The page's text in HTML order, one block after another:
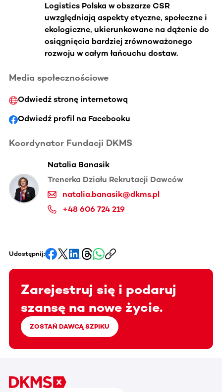
Logistics Polska w obszarze CSR
uwzględniają aspekty etyczne, społeczne i
ekologiczne, ukierunkowane na dążenie do
osiągnięcia bardziej zrównoważonego
rozwoju w całym łańcuchu dostaw.
Media społecznościowe
Odwiedź stronę internetową
Odwiedź profil na Facebooku
Koordynator Fundacji DKMS
Natalia Banasik
Trenerka Działu Rekrutacji Dawców
natalia.banasik@dkms.pl
+48 606 724 219
Udostępnij:
Zarejestruj się i podaruj
szansę na nowe życie.
ZOSTAŃ DAWCĄ SZPIKU